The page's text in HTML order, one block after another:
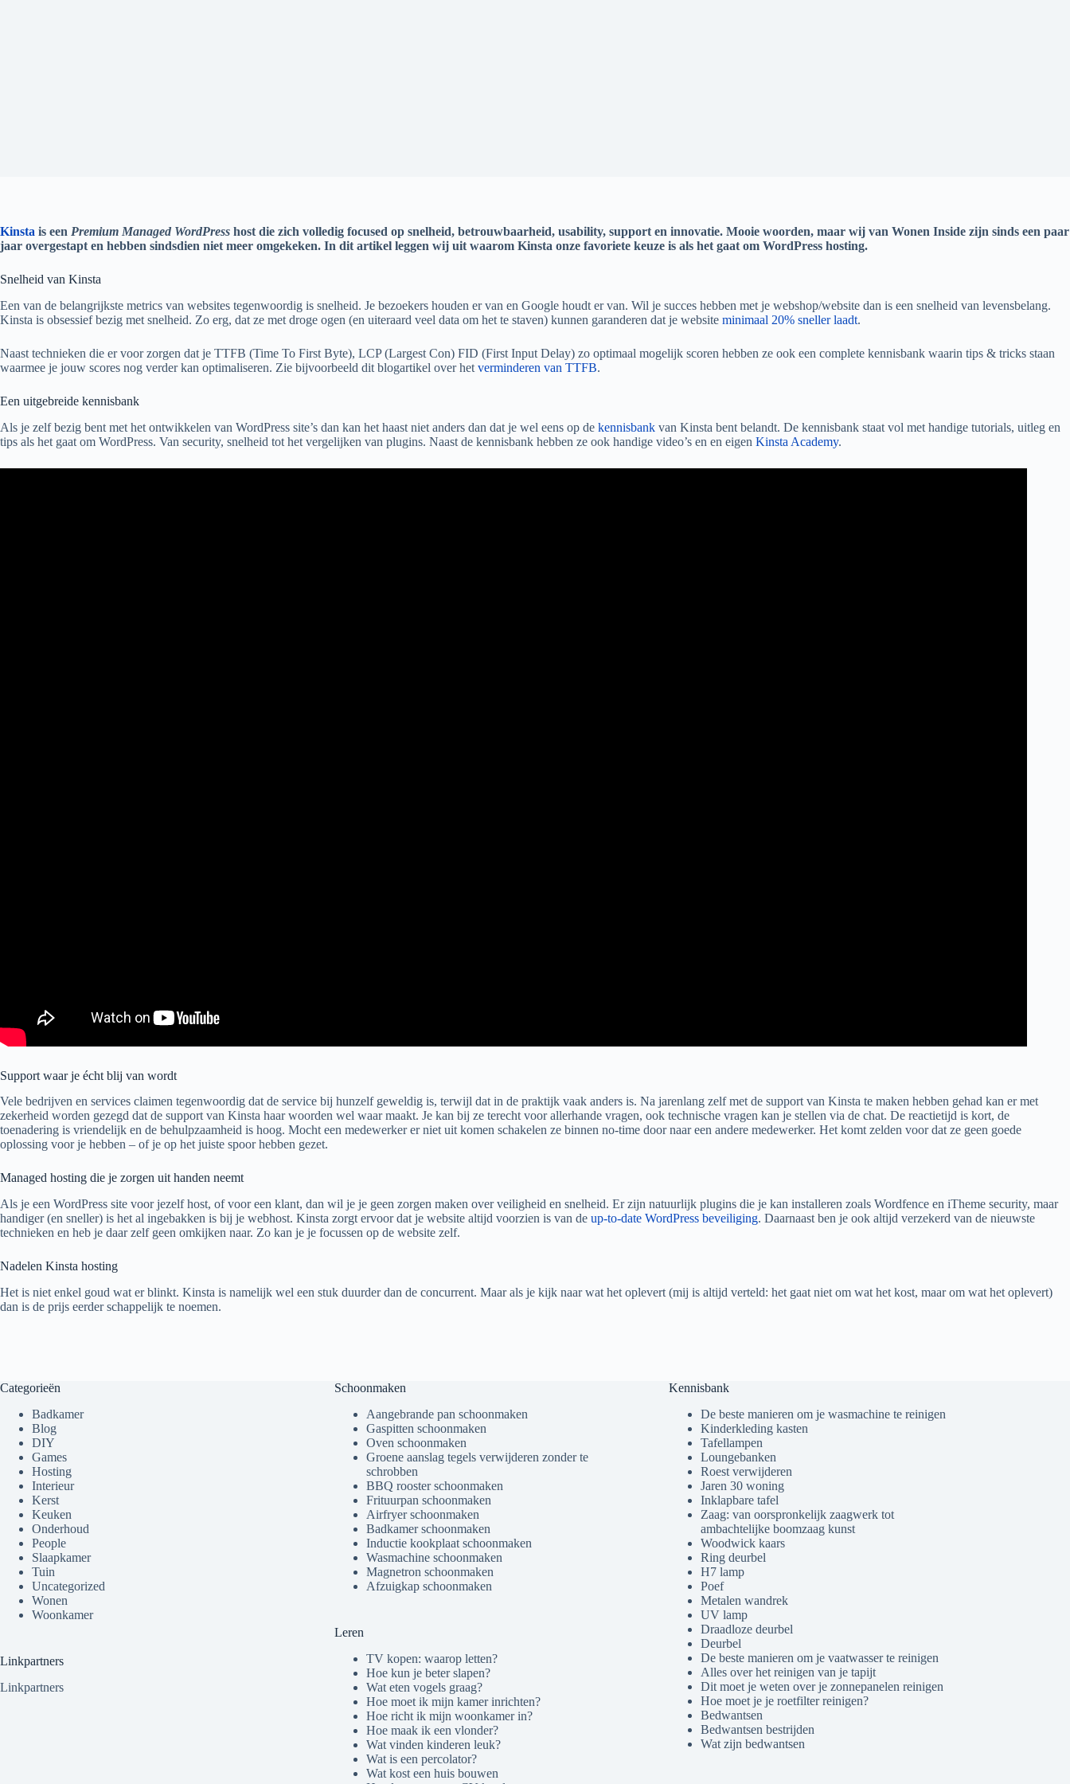
Kinsta is een Premium Managed WordPress host die zich volledig focused op snelheid, betrouwbaarheid, usability, support en innovatie. Mooie woorden, maar wij van Wonen Inside zijn sinds een paar
jaar overgestapt en hebben sindsdien niet meer omgekeken. In dit artikel leggen wij uit waarom Kinsta onze favoriete keuze is als het gaat om WordPress hosting.
Snelheid van Kinsta
Een van de belangrijkste metrics van websites tegenwoordig is snelheid. Je bezoekers houden er van en Google houdt er van. Wil je succes hebben met je webshop/website dan is een snelheid van levensbelang.
Kinsta is obsessief bezig met snelheid. Zo erg, dat ze met droge ogen (en uiteraard veel data om het te staven) kunnen garanderen dat je website minimaal 20% sneller laadt.
Naast technieken die er voor zorgen dat je TTFB (Time To First Byte), LCP (Largest Con) FID (First Input Delay) zo optimaal mogelijk scoren hebben ze ook een complete kennisbank waarin tips & tricks staan
waarmee je jouw scores nog verder kan optimaliseren. Zie bijvoorbeeld dit blogartikel over het verminderen van TTFB.
Een uitgebreide kennisbank
Als je zelf bezig bent met het ontwikkelen van WordPress site’s dan kan het haast niet anders dan dat je wel eens op de kennisbank van Kinsta bent belandt. De kennisbank staat vol met handige tutorials, uitleg en
tips als het gaat om WordPress. Van security, snelheid tot het vergelijken van plugins. Naast de kennisbank hebben ze ook handige video’s en en eigen Kinsta Academy.
Support waar je écht blij van wordt
Vele bedrijven en services claimen tegenwoordig dat de service bij hunzelf geweldig is, terwijl dat in de praktijk vaak anders is. Na jarenlang zelf met de support van Kinsta te maken hebben gehad kan er met
zekerheid worden gezegd dat de support van Kinsta haar woorden wel waar maakt. Je kan bij ze terecht voor allerhande vragen, ook technische vragen kan je stellen via de chat. De reactietijd is kort, de
toenadering is vriendelijk en de behulpzaamheid is hoog. Mocht een medewerker er niet uit komen schakelen ze binnen no-time door naar een andere medewerker. Het komt zelden voor dat ze geen goede
oplossing voor je hebben – of je op het juiste spoor hebben gezet.
Managed hosting die je zorgen uit handen neemt
Als je een WordPress site voor jezelf host, of voor een klant, dan wil je je geen zorgen maken over veiligheid en snelheid. Er zijn natuurlijk plugins die je kan installeren zoals Wordfence en iTheme security, maar
handiger (en sneller) is het al ingebakken is bij je webhost. Kinsta zorgt ervoor dat je website altijd voorzien is van de up-to-date WordPress beveiliging. Daarnaast ben je ook altijd verzekerd van de nieuwste
technieken en heb je daar zelf geen omkijken naar. Zo kan je je focussen op de website zelf.
Nadelen Kinsta hosting
Het is niet enkel goud wat er blinkt. Kinsta is namelijk wel een stuk duurder dan de concurrent. Maar als je kijk naar wat het oplevert (mij is altijd verteld: het gaat niet om wat het kost, maar om wat het oplevert)
dan is de prijs eerder schappelijk te noemen.
Categorieën
Badkamer
Blog
DIY
Games
Hosting
Interieur
Kerst
Keuken
Onderhoud
People
Slaapkamer
Tuin
Uncategorized
Wonen
Woonkamer
Linkpartners
Linkpartners
Schoonmaken
Aangebrande pan schoonmaken
Gaspitten schoonmaken
Oven schoonmaken
Groene aanslag tegels verwijderen zonder te
schrobben
BBQ rooster schoonmaken
Frituurpan schoonmaken
Airfryer schoonmaken
Badkamer schoonmaken
Inductie kookplaat schoonmaken
Wasmachine schoonmaken
Magnetron schoonmaken
Afzuigkap schoonmaken
Leren
TV kopen: waarop letten?
Hoe kun je beter slapen?
Wat eten vogels graag?
Hoe moet ik mijn kamer inrichten?
Hoe richt ik mijn woonkamer in?
Hoe maak ik een vlonder?
Wat vinden kinderen leuk?
Wat is een percolator?
Wat kost een huis bouwen
Kennisbank
De beste manieren om je wasmachine te reinigen
Kinderkleding kasten
Tafellampen
Loungebanken
Roest verwijderen
Jaren 30 woning
Inklapbare tafel
Zaag: van oorspronkelijk zaagwerk tot
ambachtelijke boomzaag kunst
Woodwick kaars
Ring deurbel
H7 lamp
Poef
Metalen wandrek
UV lamp
Draadloze deurbel
Deurbel
De beste manieren om je vaatwasser te reinigen
Alles over het reinigen van je tapijt
Dit moet je weten over je zonnepanelen reinigen
Hoe moet je je roetfilter reinigen?
Bedwantsen
Bedwantsen bestrijden
Wat zijn bedwantsen